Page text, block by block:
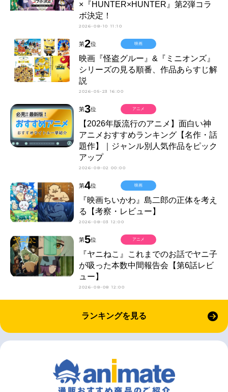
×『HUNTER×HUNTER』第2弾コラ
ボ決定！
2026-08-10 11:10
第2位
映画『怪盗グルー』&『ミニオンズ』
シリーズの見る順番、作品あらすじ解
説
2026-05-23 16:00
映画
第3位
【2026年版流行のアニメ】面白い神
アニメおすすめランキング【名作・話
題作】｜ジャンル別人気作品をピック
アップ
2026-08-02 00:00
アニメ
第4位
『映画ちいかわ』島二郎の正体を考え
る【考察・レビュー】
2026-08-03 12:00
映画
第5位
『ヤニねこ』これまでのお話でヤニ子
が吸った本数中間報告会【第6話レビ
ュー】
2026-08-08 12:00
アニメ
ランキングを見る